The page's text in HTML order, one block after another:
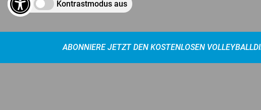
Kontrastmodus aus
ABONNIERE JETZT DEN KOSTENLOSEN